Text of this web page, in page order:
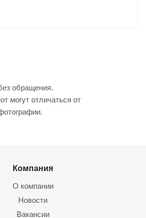
обращения.
могут отличаться от
Компания
О компании
Новости
Вакансии